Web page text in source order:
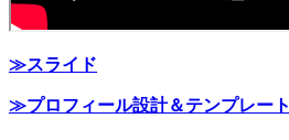
≫スライド
≫プロフィール設計＆テンプレート